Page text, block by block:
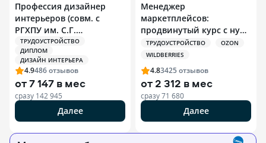
Профессия дизайнер
интерьеров (совм. с
РГХПУ им. С.Г.
Строганова)
ТРУДОУСТРОЙСТВО
ДИПЛОМ
ДИЗАЙН ИНТЕРЬЕРА
4.9486отзывов
от7 147 в мес
сразу 142 945
Далее
Менеджер
маркетплейсов:
продвинутый курс с нуля
+ ИИ
ТРУДОУСТРОЙСТВО
OZON
WILDBERRIES
4.83425отзывов
от2 312 в мес
сразу71 680
Далее